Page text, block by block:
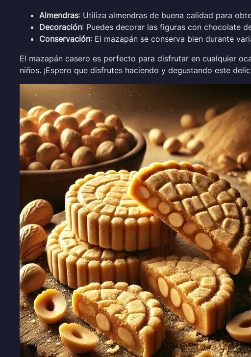
Almendras: Utiliza almendras de buena calidad para
Decoración: Puedes decorar las figuras con chocolate
Conservación: El mazapán se conserva bien durante
El mazapán casero es perfecto para disfrutar en cualquier
niños. ¡Espero que disfrutes haciendo y degustando este